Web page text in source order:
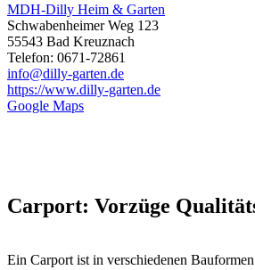
MDH-Dilly Heim & Garten
Schwabenheimer Weg 123
55543 Bad Kreuznach
Telefon: 0671-72861
info@dilly-garten.de
https://www.dilly-garten.de
Google Maps
Carport: Vorzüge
Ein Carport ist in verschiedenen